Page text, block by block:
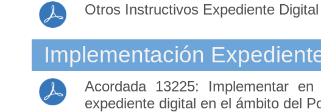
Otros Instructivos Expediente Digital
Implementación
Acordada 13225: Implementar
expediente digital en el ámbito del